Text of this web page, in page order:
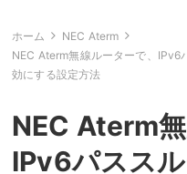
ホーム
NEC Aterm
NEC Aterm無線ルーターで、IPv6
効にする設定方法
NEC Aterm無
IPv6パスス